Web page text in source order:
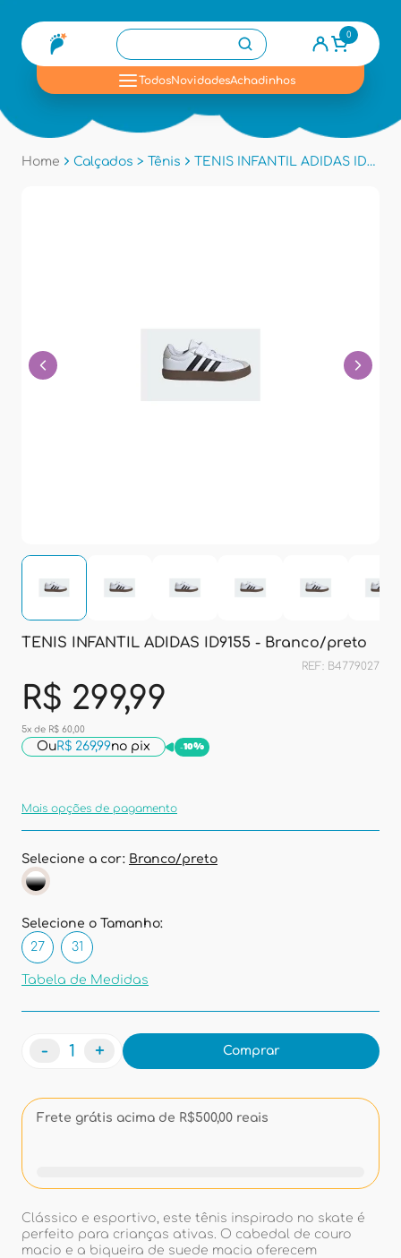
0
TodosNovidadesAchadinhos
Home Calçados > Tênis TENIS INFANTIL ADIDAS ID9155 - Branco/preto
TENIS INFANTIL ADIDAS ID9155 - Branco/preto
REF: B4779027
R$ 299,99
5x de R$ 60,00
OuR$ 269,99no pix -10%
Mais opções de pagamento
Selecione a cor: Branco/preto
Selecione o Tamanho:
27
31
Tabela de Medidas
- + Comprar
Frete grátis acima de R$500,00 reais
Clássico e esportivo, este tênis inspirado no skate é
perfeito para crianças ativas. O cabedal de couro
macio e a biqueira de suede macia oferecem